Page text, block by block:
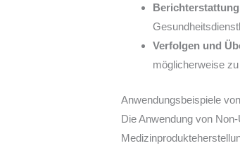
Verfolgen und
möglicherweise
Anwendungsbeispiele
Die Anwendung von